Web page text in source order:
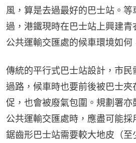
風，算是去過最好的巴士站。
過，港鐵現時在巴士站上興建青
公共運輸交匯處的候車環境如何
傳統的平行式巴士站設計，市民
過路，候車時也要前後被巴士夾
促，也會被廢氣包圍。規劃署亦
公共運輸交匯處時，應盡可能
鋸齒形巴士站需要較大地皮（